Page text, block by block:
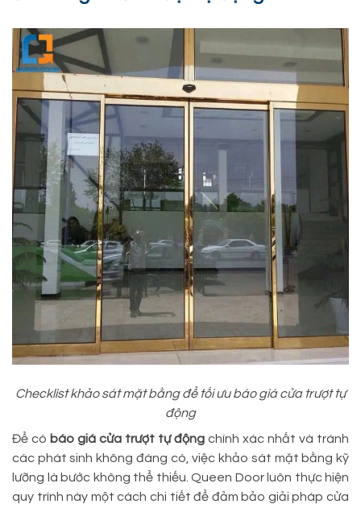
Checklist khảo sát mặt bằng để tối ưu báo giá cửa trượt tự
động
Để có báo giá cửa trượt tự động chính xác nhất và tránh
các phát sinh không đáng có, việc khảo sát mặt bằng kỹ
lưỡng là bước không thể thiếu. Queen Door luôn thực hiện
quy trình này một cách chi tiết để đảm bảo giải pháp cửa